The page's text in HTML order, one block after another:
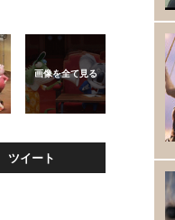
ツイート